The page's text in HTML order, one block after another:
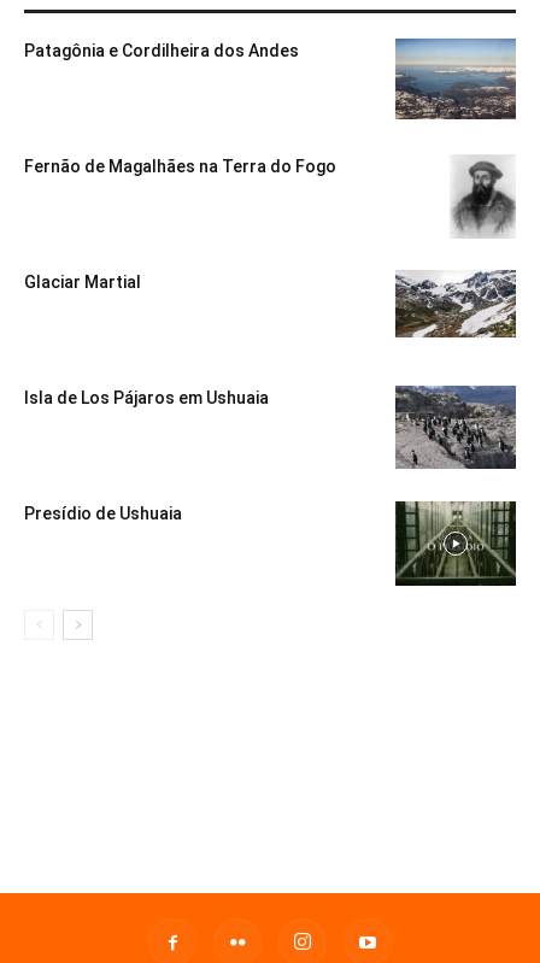
Patagônia e Cordilheira dos Andes
Fernão de Magalhães na Terra do Fogo
Glaciar Martial
Isla de Los Pájaros em Ushuaia
Presídio de Ushuaia